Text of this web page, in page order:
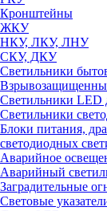
Кронштейны
ЖКУ
НКУ, ЛКУ, ЛНУ
СКУ, ДКУ
Светильники
Светильники LED
Светильники
Блоки питания,
светодиодных
Аварийное
Аварийный
Заградительные
Световые